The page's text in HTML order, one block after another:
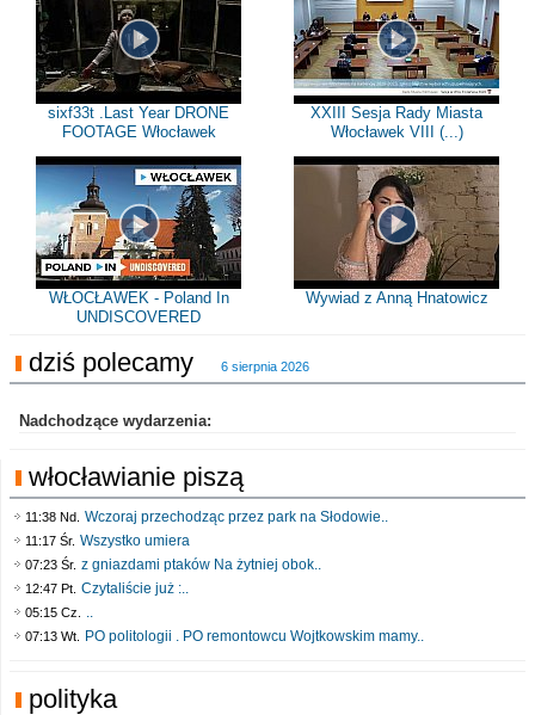
sixf33t .Last Year DRONE
FOOTAGE Włocławek
XXIII Sesja Rady Miasta
Włocławek VIII (...)
WŁOCŁAWEK - Poland In
UNDISCOVERED
Wywiad z Anną Hnatowicz
dziś polecamy 6 sierpnia 2026
Nadchodzące wydarzenia:
włocławianie piszą
11:38 Nd. Wczoraj przechodząc przez park na Słodowie..
11:17 Śr. Wszystko umiera
07:23 Śr. z gniazdami ptaków Na żytniej obok..
12:47 Pt. Czytaliście już :..
05:15 Cz. ..
07:13 Wt. PO politologii . PO remontowcu Wojtkowskim mamy..
polityka